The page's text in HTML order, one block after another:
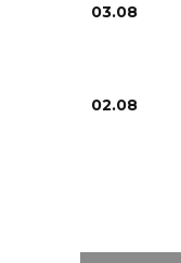
03.08
02.08